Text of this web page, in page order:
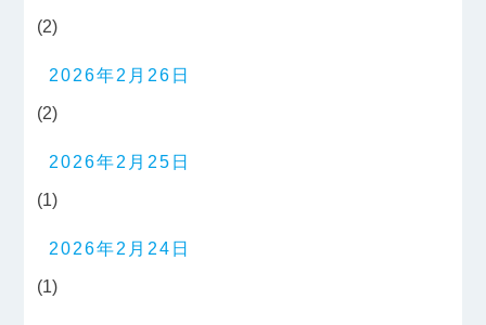
(2)
2026年2月26日
(2)
2026年2月25日
(1)
2026年2月24日
(1)